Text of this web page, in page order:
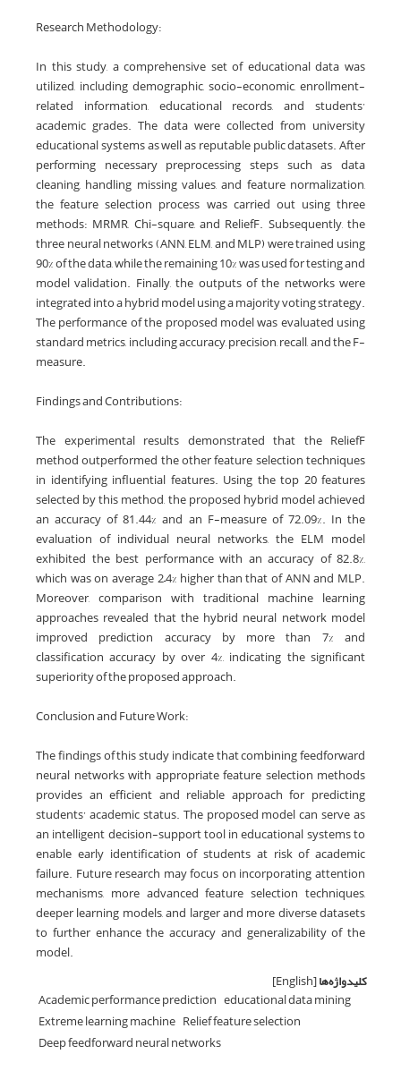
Research Methodology:
In this study, a comprehensive set of educational data was
utilized, including demographic, socio-economic, enrollment-
related information, educational records, and students’
academic grades. The data were collected from university
educational systems as well as reputable public datasets. After
performing necessary preprocessing steps such as data
cleaning, handling missing values, and feature normalization,
the feature selection process was carried out using three
methods: MRMR, Chi-square, and ReliefF. Subsequently, the
three neural networks (ANN, ELM, and MLP) were trained using
90% of the data, while the remaining 10% was used for testing and
model validation. Finally, the outputs of the networks were
integrated into a hybrid model using a majority voting strategy.
The performance of the proposed model was evaluated using
standard metrics, including accuracy, precision, recall, and the F-
measure.
Findings and Contributions:
The experimental results demonstrated that the ReliefF
method outperformed the other feature selection techniques
in identifying influential features. Using the top 20 features
selected by this method, the proposed hybrid model achieved
an accuracy of 81.44% and an F-measure of 72.09%. In the
evaluation of individual neural networks, the ELM model
exhibited the best performance with an accuracy of 82.8%,
which was on average 2–4% higher than that of ANN and MLP.
Moreover, comparison with traditional machine learning
approaches revealed that the hybrid neural network model
improved prediction accuracy by more than 7% and
classification accuracy by over 4%, indicating the significant
superiority of the proposed approach.
Conclusion and Future Work:
The findings of this study indicate that combining feedforward
neural networks with appropriate feature selection methods
provides an efficient and reliable approach for predicting
students’ academic status. The proposed model can serve as
an intelligent decision-support tool in educational systems to
enable early identification of students at risk of academic
failure. Future research may focus on incorporating attention
mechanisms, more advanced feature selection techniques,
deeper learning models, and larger and more diverse datasets
to further enhance the accuracy and generalizability of the
model.
کلیدواژه‌ها[English]
Academic performance prediction educational data mining
Extreme learning machine Relief feature selection
Deep feedforward neural networks